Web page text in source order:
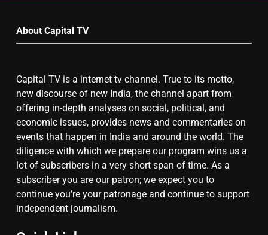
बढ़ा पंचायतों का बजट
7
गाजा युद्धविराम को लेकर बड़ी खबरें
8
चुनाव से पहले लालू परिवार पर बड़ा झटका,
दिल्ली कोर्ट ने IRCTC घोटाले में आरोप
तय किए
About Capital TV
Capital TV is a internet tv channel. True to its motto,
new discourse of new India, the channel apart from
offering in-depth analyses on social, political, and
economic issues, provides news and commentaries on
events that happen in India and around the world. The
diligence with which we prepare our program wins us a
lot of subscribers in a very short span of time. As a
subscriber you are our patron; we expect you to
continue you’re your patronage and continue to support
independent journalism.